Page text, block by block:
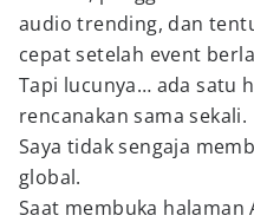
audio trending, dan
cepat setelah event
Tapi lucunya… ada satu
rencanakan sama sekali.
Saya tidak sengaja
global.
Saat membuka halaman